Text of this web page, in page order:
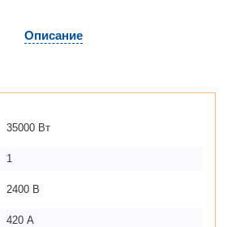
Описание
35000 Вт
1
2400 В
420 А